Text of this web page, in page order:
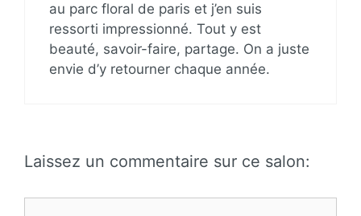
au parc floral de paris et j’en suis
ressorti impressionné. Tout y est
beauté, savoir-faire, partage. On a juste
envie d’y retourner chaque année.
Laissez un commentaire sur ce salon: